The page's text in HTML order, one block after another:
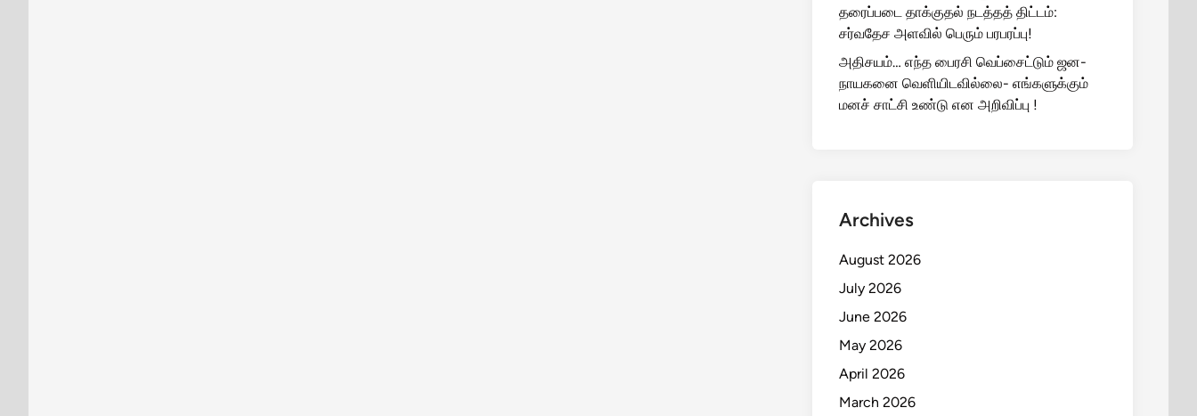
தரைப்படை தாக்குதல் நடத்தத் திட்டம்:
சர்வதேச அளவில் பெரும் பரபரப்பு!
அதிசயம்… எந்த பைரசி வெப்சைட்டும் ஜன-
நாயகனை வெளியிடவில்லை- எங்களுக்கும்
மனச் சாட்சி உண்டு என அறிவிப்பு !
Archives
August 2026
July 2026
June 2026
May 2026
April 2026
March 2026